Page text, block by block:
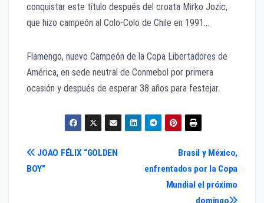
conquistar este título después del croata Mirko Jozic,
que hizo campeón al Colo-Colo de Chile en 1991…
Flamengo, nuevo Campeón de la Copa Libertadores de
América, en sede neutral de Conmebol por primera
ocasión y después de esperar 38 años para festejar.
Navegación
Brasil y México,
enfrentados por la Copa
Mundial el próximo
domingo
JOAO FÉLIX “GOLDEN
BOY”